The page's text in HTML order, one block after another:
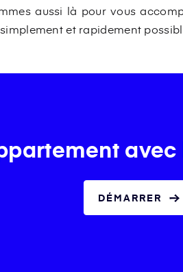
aussi là pour vous
et rapidement
DÉMARRER